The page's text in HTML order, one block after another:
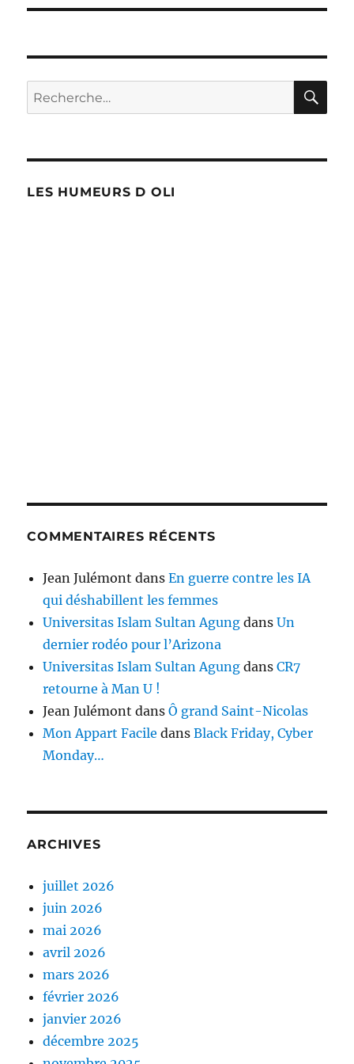
Recherche
pour :
LES HUMEURS D OLI
COMMENTAIRES RÉCENTS
Jean Julémont dansEn guerre contre les IA
qui déshabillent les femmes
Universitas Islam Sultan Agung dansUn
dernier rodéo pour l’Arizona
Universitas Islam Sultan Agung dansCR7
retourne à Man U !
Jean Julémont dansÔ grand Saint-Nicolas
Mon Appart Facile dansBlack Friday, Cyber
Monday…
ARCHIVES
juillet 2026
juin 2026
mai 2026
avril 2026
mars 2026
février 2026
janvier 2026
décembre 2025